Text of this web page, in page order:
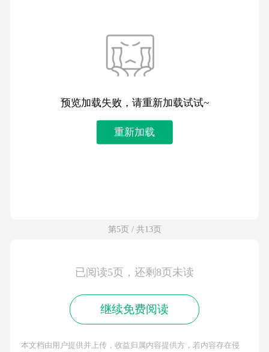
预览加载失败，请重新加载试试~
重新加载
第5页 / 共13页
已阅读5页，还剩8页未读
继续免费阅读
本文档由用户提供并上传，收益归属内容提供方，若内容存在侵